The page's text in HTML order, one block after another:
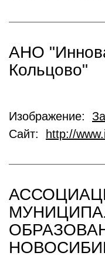
АНО
Кольцово"
Изображение:
Сайт:
http://